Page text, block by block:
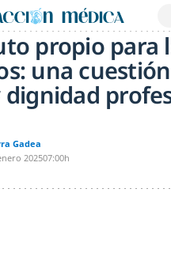
propio para
una
dignidad
Gadea
202507:00h